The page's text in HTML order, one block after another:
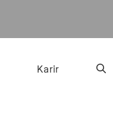
Karir